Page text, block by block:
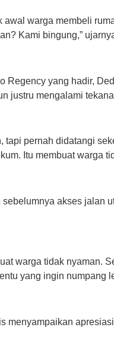
awal warga membeli
Kami bingung,”
Regency yang hadir,
justru mengalami
tapi pernah didatangi
Itu membuat warga
akses jalan
warga tidak nyaman.
yang ingin numpang
menyampaikan